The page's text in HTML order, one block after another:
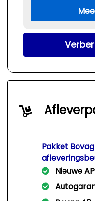
Pakket
Nieuwe